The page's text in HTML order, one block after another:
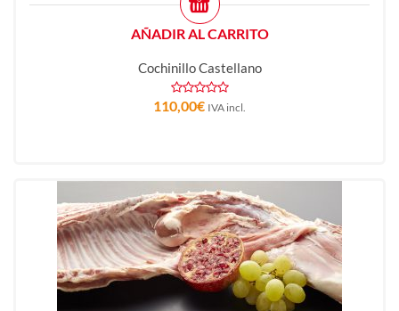
AÑADIR AL CARRITO
Cochinillo Castellano
110,00€ IVA incl.